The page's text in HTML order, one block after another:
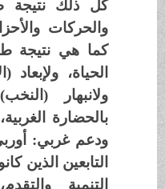
كل ذلك نتيجة
والحركات
كما هي نتيجة
الحياة، ولإبعاد
ولانبهار (النخب)
بالحضارة
ودعم غربي: أوربي
التابعين الذين
التنمية